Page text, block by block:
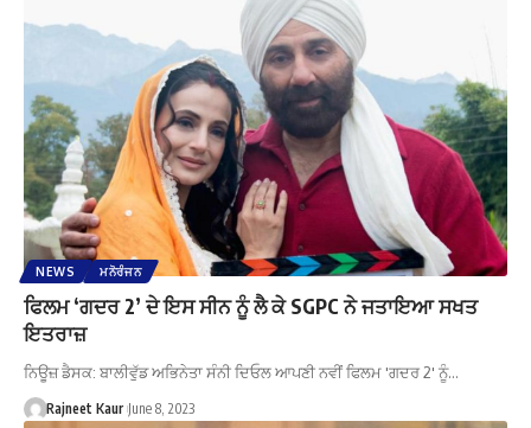
NEWS ਮਨੋਰੰਜਨ
ਫਿਲਮ ‘ਗਦਰ 2’ ਦੇ ਇਸ ਸੀਨ ਨੂੰ ਲੈ ਕੇ SGPC ਨੇ ਜਤਾਇਆ ਸਖਤ
ਇਤਰਾਜ਼
ਨਿਊਜ਼ ਡੈਸਕ: ਬਾਲੀਵੁੱਡ ਅਭਿਨੇਤਾ ਸੰਨੀ ਦਿਓਲ ਆਪਣੀ ਨਵੀਂ ਫਿਲਮ 'ਗਦਰ 2' ਨੂੰ…
Rajneet Kaur June 8, 2023